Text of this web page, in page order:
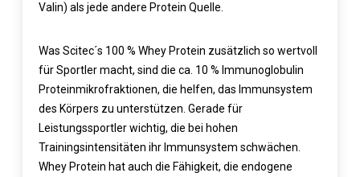
Valin) als jede andere Protein Quelle.
Was Scitec´s 100 % Whey Protein zusätzlich so wertvoll
für Sportler macht, sind die ca. 10 % Immunoglobulin
Proteinmikrofraktionen, die helfen, das Immunsystem
des Körpers zu unterstützen. Gerade für
Leistungssportler wichtig, die bei hohen
Trainingsintensitäten ihr Immunsystem schwächen.
Whey Protein hat auch die Fähigkeit, die endogene